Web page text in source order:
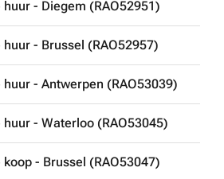
- Diegem (RAO52951)
- Brussel (RAO52957)
- Antwerpen (RAO53039)
- Waterloo (RAO53045)
- Brussel (RAO53047)